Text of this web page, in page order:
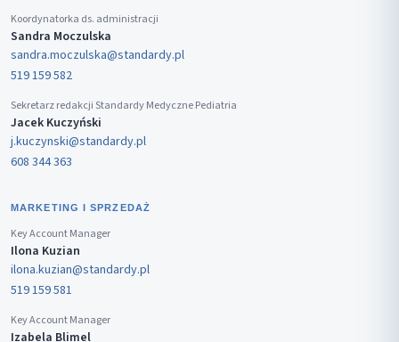
Koordynatorka ds. administracji
Sandra Moczulska
sandra.moczulska@standardy.pl
519 159 582
Sekretarz redakcji Standardy Medyczne Pediatria
Jacek Kuczyński
j.kuczynski@standardy.pl
608 344 363
MARKETING I SPRZEDAŻ
Key Account Manager
Ilona Kuzian
ilona.kuzian@standardy.pl
519 159 581
Key Account Manager
Izabela Blimel